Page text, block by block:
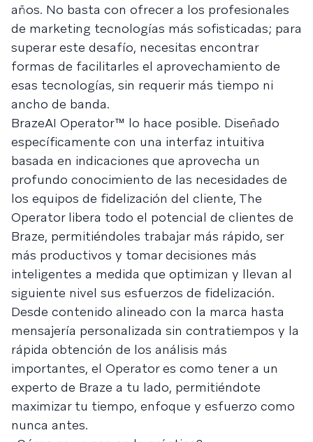
años. No basta con ofrecer a los profesionales
de marketing tecnologías más sofisticadas; para
superar este desafío, necesitas encontrar
formas de facilitarles el aprovechamiento de
esas tecnologías, sin requerir más tiempo ni
ancho de banda.
BrazeAI Operator™ lo hace posible. Diseñado
específicamente con una interfaz intuitiva
basada en indicaciones que aprovecha un
profundo conocimiento de las necesidades de
los equipos de fidelización del cliente, The
Operator libera todo el potencial de clientes de
Braze, permitiéndoles trabajar más rápido, ser
más productivos y tomar decisiones más
inteligentes a medida que optimizan y llevan al
siguiente nivel sus esfuerzos de fidelización.
Desde contenido alineado con la marca hasta
mensajería personalizada sin contratiempos y la
rápida obtención de los análisis más
importantes, el Operator es como tener a un
experto de Braze a tu lado, permitiéndote
maximizar tu tiempo, enfoque y esfuerzo como
nunca antes.